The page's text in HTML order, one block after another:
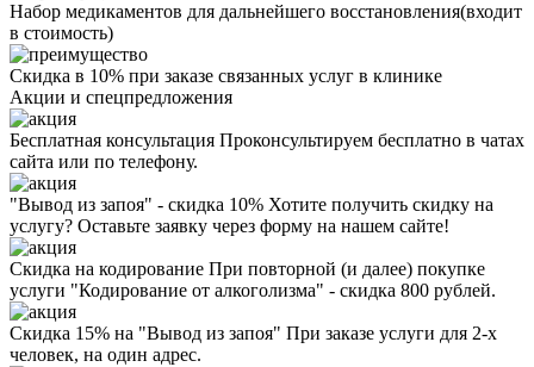
Набор медикаментов для дальнейшего восстановления(входит
в стоимость)
Скидка в 10% при заказе связанных услуг в клинике
Акции и спецпредложения
Бесплатная консультация Проконсультируем бесплатно в чатах
сайта или по телефону.
"Вывод из запоя" - скидка 10% Хотите получить скидку на
услугу? Оставьте заявку через форму на нашем сайте!
Скидка на кодирование При повторной (и далее) покупке
услуги "Кодирование от алкоголизма" - скидка 800 рублей.
Скидка 15% на "Вывод из запоя" При заказе услуги для 2-х
человек, на один адрес.